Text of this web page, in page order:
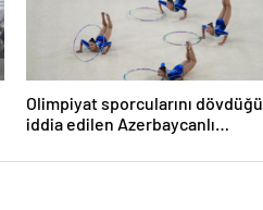
Olimpiyat sporcularını dövdüğü
iddia edilen Azerbaycanlı